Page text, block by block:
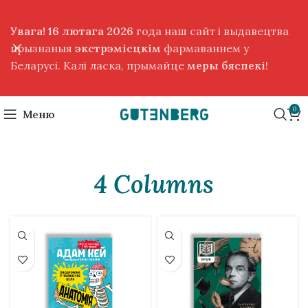
Меню 0
4 Columns
Увага! 16 лютага 2026 года наш сайт і выдавецтва
прызнаныя экстрэмісцкім фармаваннем у
Беларусі. Калі ласка, прымайце меры бяспекі!